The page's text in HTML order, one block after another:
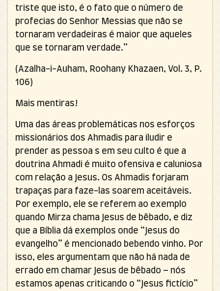
triste que isto, é o fato que o número de
profecias do Senhor Messias que não se
tornaram verdadeiras é maior que aqueles
que se tornaram verdade.”
(Azalha-i-Auham, Roohany Khazaen, Vol. 3, P.
106)
Mais mentiras!
Uma das áreas problemáticas nos esforços
missionários dos Ahmadis para iludir e
prender as pessoa s em seu culto é que a
doutrina Ahmadi é muito ofensiva e caluniosa
com relação a Jesus. Os Ahmadis forjaram
trapaças para faze-las soarem aceitáveis.
Por exemplo, ele se referem ao exemplo
quando Mirza chama Jesus de bêbado, e diz
que a Bíblia dá exemplos onde “Jesus do
evangelho” é mencionado bebendo vinho. Por
isso, eles argumentam que não há nada de
errado em chamar Jesus de bêbado – nós
estamos apenas criticando o “Jesus fictício”